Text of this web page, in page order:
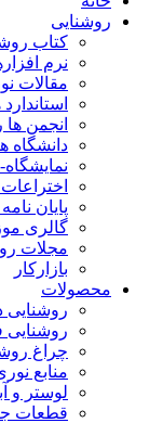
کتاب روشنایی و
نرم افزارها
مقالات
استاندارد ها
انجمن ها
دانشگاه ها
نمایشگاه-ها
اختراعات
پایان نامه ها
گالری موزه نور
مجلات روشنایی
بازارکار
روشنایی داخلی
روشنایی فضای
چراغ روشنایی
منابع نوری
لوستر و آباژور
قطعات جانبی